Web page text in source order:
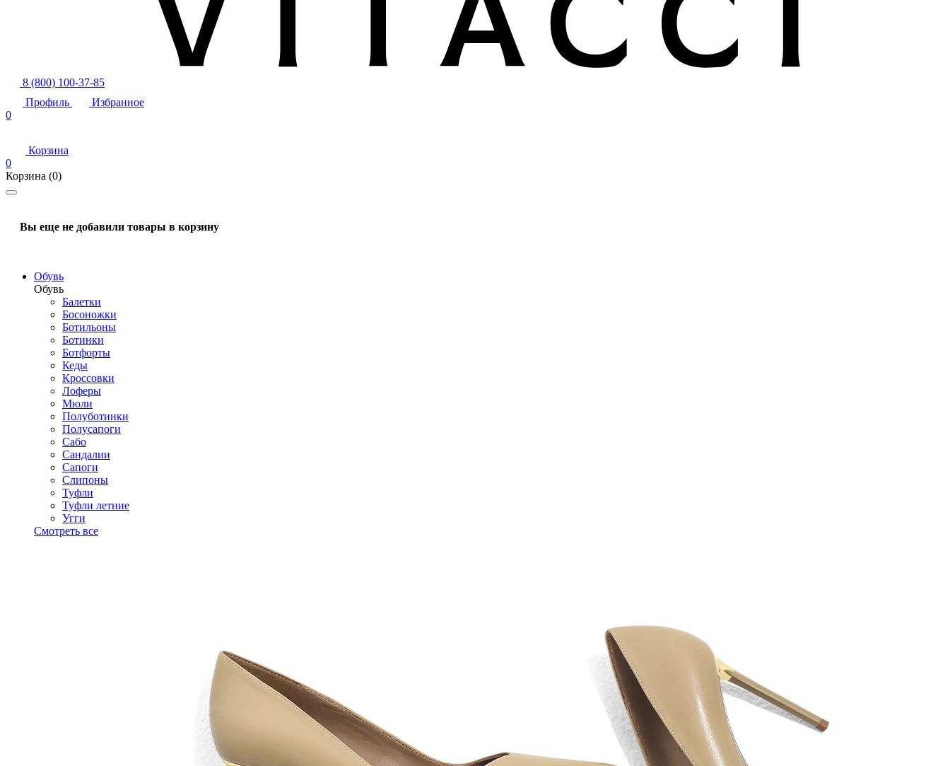
8 (800) 100-37-85
Профиль
Избранное
0
Корзина
0
Корзина (0)
Вы еще не добавили товары в корзину
Обувь
Обувь
Балетки
Босоножки
Ботильоны
Ботинки
Ботфорты
Кеды
Кроссовки
Лоферы
Мюли
Полуботинки
Полусапоги
Сабо
Сандалии
Сапоги
Слипоны
Туфли
Туфли летние
Угги
Смотреть все